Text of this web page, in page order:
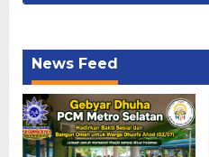
News Feed